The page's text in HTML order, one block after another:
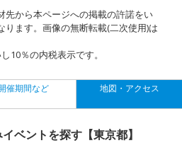
から本ページへの掲載の許諾をい
ります。画像の無断転載(二次使用)は
10％の内税表示です。
催期間など 地図・アクセス
ベントを探す【東京都】